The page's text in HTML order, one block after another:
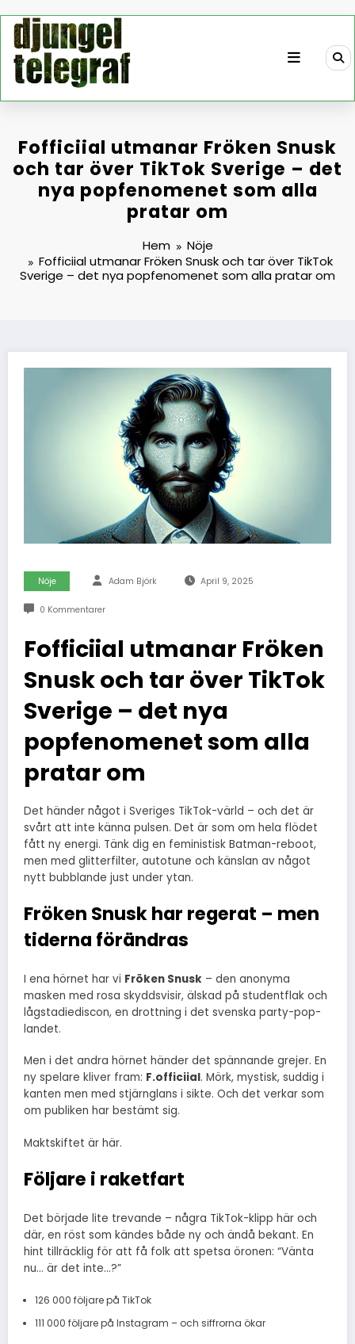
innehåll
Fofficiial utmanar Fröken Snusk
och tar över TikTok Sverige – det
nya popfenomenet som alla
pratar om
Hem
Nöje
Fofficiial utmanar Fröken Snusk och tar över TikTok
Sverige – det nya popfenomenet som alla pratar om
Nöje Adam Björk April 9, 2025
0 Kommentarer
Fofficiial utmanar Fröken
Snusk och tar över TikTok
Sverige – det nya
popfenomenet som alla
pratar om
Det händer något i Sveriges TikTok-värld – och det är
svårt att inte känna pulsen. Det är som om hela flödet
fått ny energi. Tänk dig en feministisk Batman-reboot,
men med glitterfilter, autotune och känslan av något
nytt bubblande just under ytan.
Fröken Snusk har regerat – men
tiderna förändras
I ena hörnet har vi Fröken Snusk – den anonyma
masken med rosa skyddsvisir, älskad på studentflak och
lågstadiediscon, en drottning i det svenska party-pop-
landet.
Men i det andra hörnet händer det spännande grejer. En
ny spelare kliver fram: F.officiial. Mörk, mystisk, suddig i
kanten men med stjärnglans i sikte. Och det verkar som
om publiken har bestämt sig.
Maktskiftet är här.
Följare i raketfart
Det började lite trevande – några TikTok-klipp här och
där, en röst som kändes både ny och ändå bekant. En
hint tillräcklig för att få folk att spetsa öronen: “Vänta
nu… är det inte…?”
126 000 följare på TikTok
111 000 följare på Instagram – och siffrorna ökar